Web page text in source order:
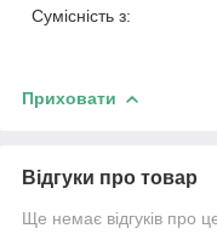
Сумісність з:
Приховати
Відгуки про товар
Ще немає відгуків про